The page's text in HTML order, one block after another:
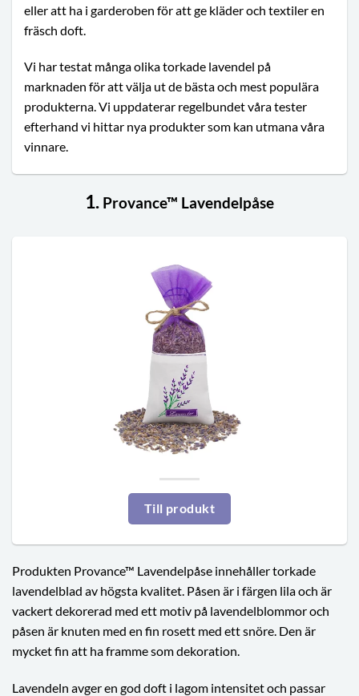
eller att ha i garderoben för att ge kläder och textiler en
fräsch doft.
Vi har testat många olika torkade lavendel på
marknaden för att välja ut de bästa och mest populära
produkterna. Vi uppdaterar regelbundet våra tester
efterhand vi hittar nya produkter som kan utmana våra
vinnare.
1. Provance™ Lavendelpåse
Produkten Provance™ Lavendelpåse innehåller torkade
lavendelblad av högsta kvalitet. Påsen är i färgen lila och är
vackert dekorerad med ett motiv på lavendelblommor och
påsen är knuten med en fin rosett med ett snöre. Den är
mycket fin att ha framme som dekoration.
Lavendeln avger en god doft i lagom intensitet och passar
Till produkt